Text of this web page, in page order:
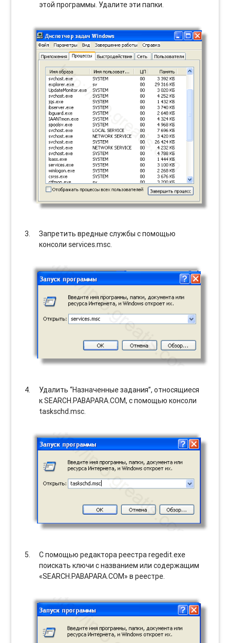
этой программы. Удалите эти папки.
Запретить вредные службы с помощью
консоли services.msc.
Удалить “Назначенные задания”, относящиеся
к SEARCH.PABAPARA.COM, с помощью консоли
taskschd.msc.
С помощью редактора реестра regedit.exe
поискать ключи с названием или содержащим
«SEARCH.PABAPARA.COM» в реестре.